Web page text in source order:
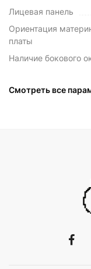
Лицевая панель
Ориентация
платы
Наличие бокового
Смотреть все